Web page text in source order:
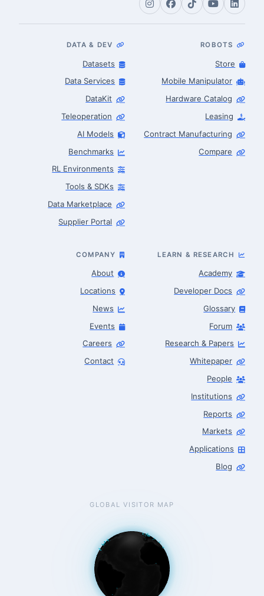
ROBOTS
Store
Mobile Manipulator
Hardware Catalog
Leasing
Contract Manufacturing
Compare
DATA & DEV
Datasets
Data Services
DataKit
Teleoperation
AI Models
Benchmarks
RL Environments
Tools & SDKs
Data Marketplace
Supplier Portal
LEARN & RESEARCH
Academy
Developer Docs
Glossary
Forum
Research & Papers
Whitepaper
People
Institutions
Reports
Markets
Applications
Blog
COMPANY
About
Locations
News
Events
Careers
Contact
GLOBAL VISITOR MAP
Robotics Advisor